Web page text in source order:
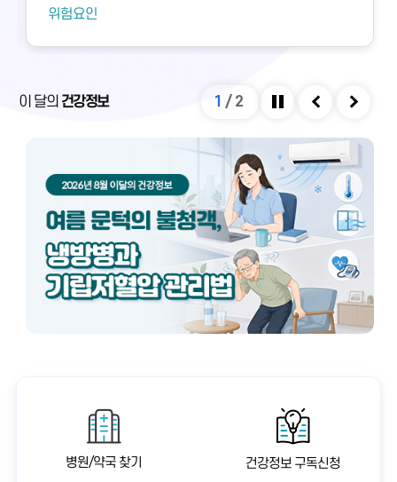
오염물질에 노출되면 호흡기 질환 등 다양한 건강 문
가 부족하면 두통, 구토, 근육통, 불쾌감과 같은 빌딩
실내외 온도 차와 건조한 환경으로 인해 냉방병도 나
와 충분한 휴식을 통해 대부분 예방 및 관리할 수 있
위험요인
이 달의 건강정보 1 / 2
병원/약국 찾기 건강정보 구독신청